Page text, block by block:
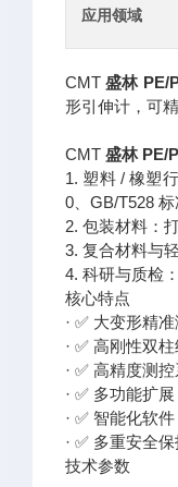
应用领域
CMT盛林 PE/
形引伸计，可
CMT盛林 PE/
1. 塑料 / 橡塑
0、GB/T528 标
2. 包装材料：
3. 复合材料与
4. 科研与质检
核心特点
· ✅ 大变形精
· ✅ 高刚性双
· ✅ 高精度测
· ✅ 多功能扩
· ✅ 智能化软
· ✅ 多重安全
技术参数